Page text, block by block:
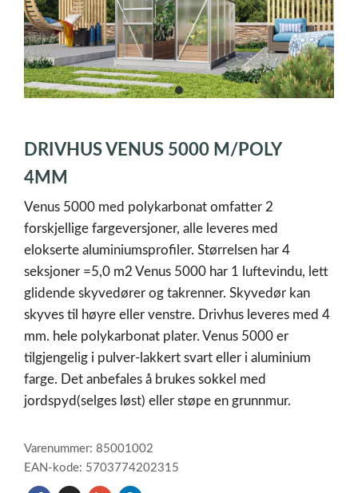
item
of
1
DRIVHUS VENUS 5000 M/POLY
4MM
Venus 5000 med polykarbonat omfatter 2
forskjellige fargeversjoner, alle leveres med
elokserte aluminiumsprofiler. Størrelsen har 4
seksjoner =5,0 m2 Venus 5000 har 1 luftevindu, lett
glidende skyvedører og takrenner. Skyvedør kan
skyves til høyre eller venstre. Drivhus leveres med 4
mm. hele polykarbonat plater. Venus 5000 er
tilgjengelig i pulver-lakkert svart eller i aluminium
farge. Det anbefales å brukes sokkel med
jordspyd(selges løst) eller støpe en grunnmur.
Varenummer: 85001002
EAN-kode: 5703774202315